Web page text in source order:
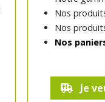
Nos
Nos
Nos
Je
1 pc